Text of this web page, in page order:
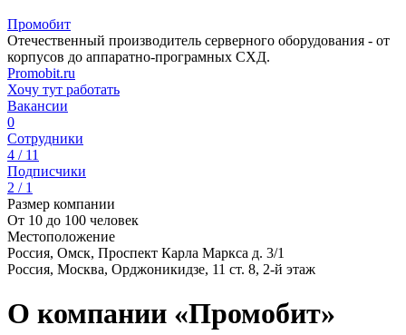
Промобит
Отечественный производитель серверного оборудования - от
корпусов до аппаратно-програмных СХД.
Promobit.ru
Хочу тут работать
Вакансии
0
Сотрудники
4 / 11
Подписчики
2 / 1
Размер компании
От 10 до 100 человек
Местоположение
Россия, Омск, Проспект Карла Маркса д. 3/1
Россия, Москва, Орджоникидзе, 11 ст. 8, 2-й этаж
О компании «Промобит»